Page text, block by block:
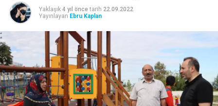
KÜNYE
Yaklaşık 4 yıl önce tarih 22.09.2022
Yayınlayan Ebru Kaplan